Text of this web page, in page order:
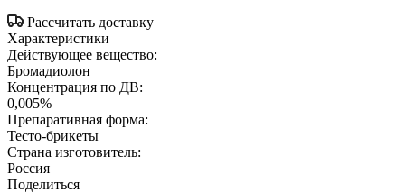
Рассчитать доставку
Характеристики
Действующее вещество:
Бромадиолон
Концентрация по ДВ:
0,005%
Препаративная форма:
Тесто-брикеты
Страна изготовитель:
Россия
Поделиться